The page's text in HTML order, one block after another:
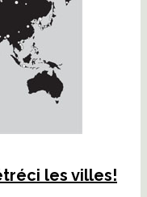
les villes!